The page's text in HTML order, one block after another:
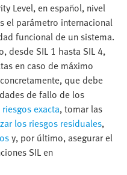
Level, en español, nivel
el parámetro internacional
funcional de un sistema.
desde SIL 1 hasta SIL 4,
en caso de máximo
que debe
de fallo de los
exacta, tomar las
los riesgos residuales,
y, por último, asegurar el
SIL en